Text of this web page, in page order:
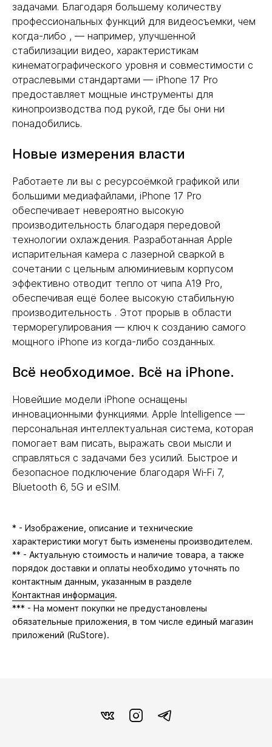
задачами. Благодаря большему количеству
профессиональных функций для видеосъемки, чем
когда-либо , — например, улучшенной
стабилизации видео, характеристикам
кинематографического уровня и совместимости с
отраслевыми стандартами — iPhone 17 Pro
предоставляет мощные инструменты для
кинопроизводства под рукой, где бы они ни
понадобились.
Новые измерения власти
Работаете ли вы с ресурсоёмкой графикой или
большими медиафайлами, iPhone 17 Pro
обеспечивает невероятно высокую
производительность благодаря передовой
технологии охлаждения. Разработанная Apple
испарительная камера с лазерной сваркой в
сочетании с цельным алюминиевым корпусом
эффективно отводит тепло от чипа A19 Pro,
обеспечивая ещё более высокую стабильную
производительность . Этот прорыв в области
терморегулирования — ключ к созданию самого
мощного iPhone из когда-либо созданных.
Всё необходимое. Всё на iPhone.
Новейшие модели iPhone оснащены
инновационными функциями. Apple Intelligence —
персональная интеллектуальная система, которая
помогает вам писать, выражать свои мысли и
справляться с задачами без усилий. Быстрое и
безопасное подключение благодаря Wi‑Fi 7,
Bluetooth 6, 5G и eSIM.
* - Изображение, описание и технические
характеристики могут быть изменены производителем.
** - Актуальную стоимость и наличие товара, а также
порядок доставки и оплаты необходимо уточнять по
контактным данным, указанным в разделе
Контактная информация.
*** - На момент покупки не предустановлены
обязательные приложения, в том числе единый магазин
приложений (RuStore).